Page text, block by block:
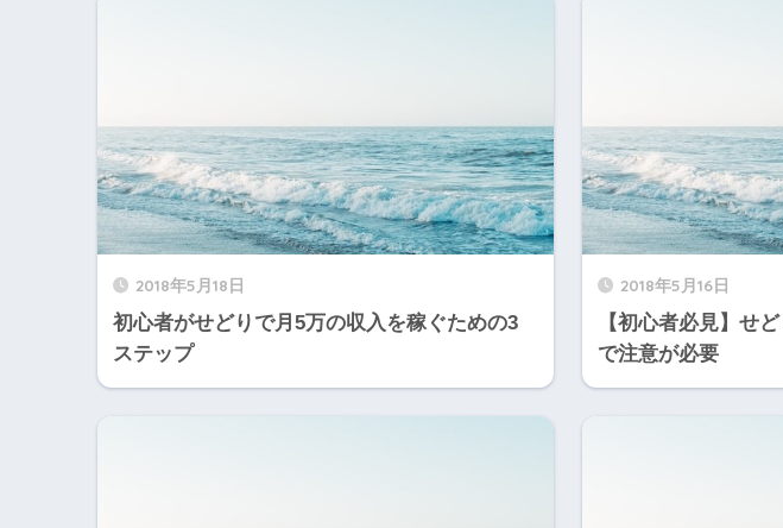
2018年5月18日
初心者がせどりで月5万の収入を稼ぐための3
ステップ
2018年5月16日
【初心者必見】せ
で注意が必要